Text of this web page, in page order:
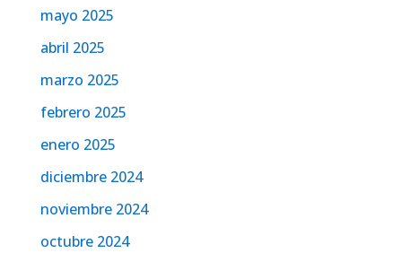
mayo 2025
abril 2025
marzo 2025
febrero 2025
enero 2025
diciembre 2024
noviembre 2024
octubre 2024